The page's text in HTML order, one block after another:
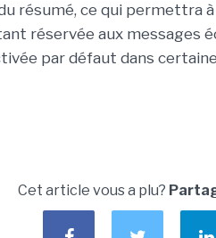
résumé, ce qui permettra à
réservée aux messages
par défaut dans
Cet article vous a plu?